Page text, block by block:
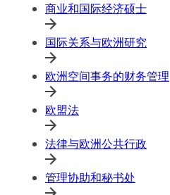
商业和国际经济硕士
国际关系与欧洲研究
欧洲空间事务的财务管理
欧盟法
法律与欧洲公共行政
管理协助和秘书处